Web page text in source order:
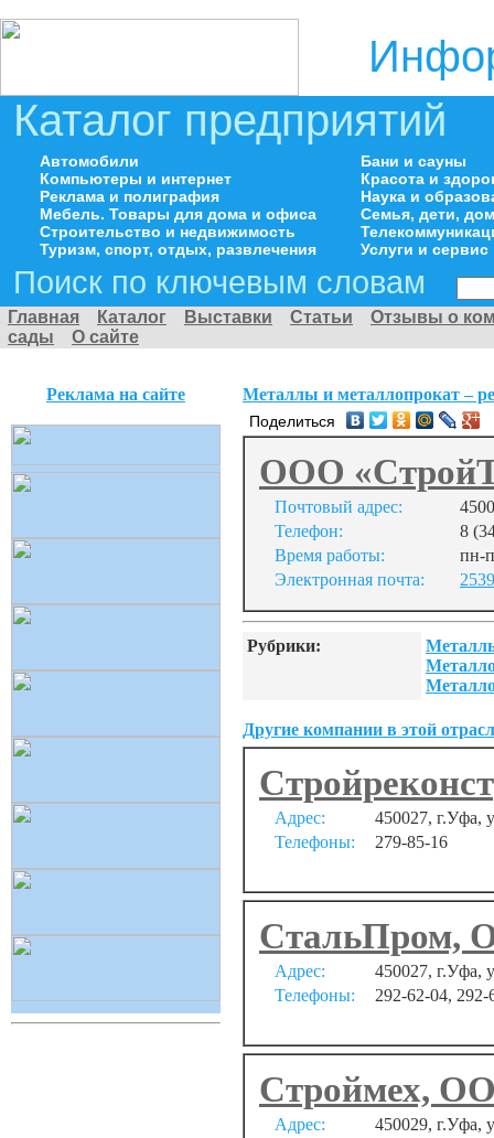
Каталог предприятий
Автомобили
Компьютеры и интернет
Реклама и полиграфия
Мебель. Товары для дома и офиса
Строительство и недвижимость
Туризм, спорт, отдых, развлечения
Бани и сауны
Красота и
Наука и
Семья, дети,
Услуги и сервис
Поиск по ключевым словам
Главная Каталог Выставки Статьи
Отзывы о
сады
О сайте
Реклама на сайте Металлы и металлопрокат –
Поделиться
ООО
Почтовый адрес:
Телефон:
8
Время работы:
пн-
Электронная почта:
Рубрики:
Другие компании в этой
Адрес:
450027, г.Уфа,
Телефоны:
279-85-16
СтальПром,
Адрес:
450027, г.Уфа,
Телефоны:
292-62-04,
Строймех,
Адрес:
450029, г.Уфа,